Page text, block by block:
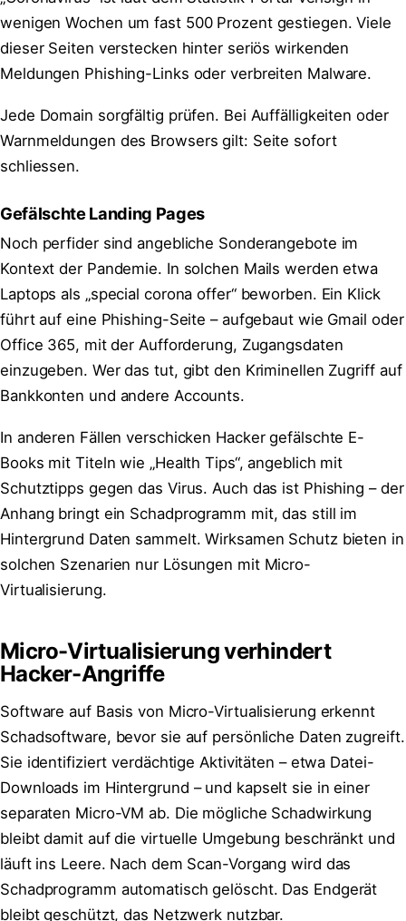
wenigen Wochen um fast 500 Prozent gestiegen. Viele
dieser Seiten verstecken hinter seriös wirkenden
Meldungen Phishing-Links oder verbreiten Malware.
Jede Domain sorgfältig prüfen. Bei Auffälligkeiten oder
Warnmeldungen des Browsers gilt: Seite sofort
schliessen.
Gefälschte Landing Pages
Noch perfider sind angebliche Sonderangebote im
Kontext der Pandemie. In solchen Mails werden etwa
Laptops als „special corona offer“ beworben. Ein Klick
führt auf eine Phishing-Seite – aufgebaut wie Gmail oder
Office 365, mit der Aufforderung, Zugangsdaten
einzugeben. Wer das tut, gibt den Kriminellen Zugriff auf
Bankkonten und andere Accounts.
In anderen Fällen verschicken Hacker gefälschte E-
Books mit Titeln wie „Health Tips“, angeblich mit
Schutztipps gegen das Virus. Auch das ist Phishing – der
Anhang bringt ein Schadprogramm mit, das still im
Hintergrund Daten sammelt. Wirksamen Schutz bieten in
solchen Szenarien nur Lösungen mit Micro-
Virtualisierung.
Micro-Virtualisierung verhindert
Hacker-Angriffe
Software auf Basis von Micro-Virtualisierung erkennt
Schadsoftware, bevor sie auf persönliche Daten zugreift.
Sie identifiziert verdächtige Aktivitäten – etwa Datei-
Downloads im Hintergrund – und kapselt sie in einer
separaten Micro-VM ab. Die mögliche Schadwirkung
bleibt damit auf die virtuelle Umgebung beschränkt und
läuft ins Leere. Nach dem Scan-Vorgang wird das
Schadprogramm automatisch gelöscht. Das Endgerät
bleibt geschützt, das Netzwerk nutzbar.